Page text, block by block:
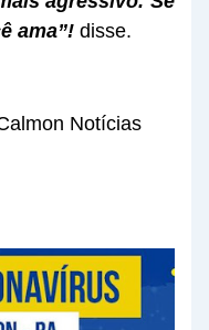
ama”! disse.
Notícias